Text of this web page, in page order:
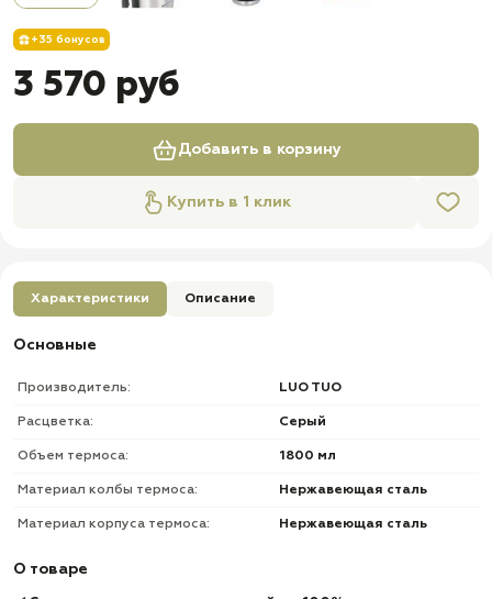
+35 бонусов
3 570 руб
Добавить в корзину
Купить в 1 клик
Характеристики Описание
Основные
Производитель: LUO TUO
Расцветка: Серый
Объем термоса: 1800 мл
Материал колбы термоса: Нержавеющая сталь
Материал корпуса термоса: Нержавеющая сталь
О товаре